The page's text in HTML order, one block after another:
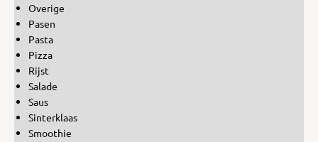
Overige
Pasen
Pasta
Pizza
Rijst
Salade
Saus
Sinterklaas
Smoothie